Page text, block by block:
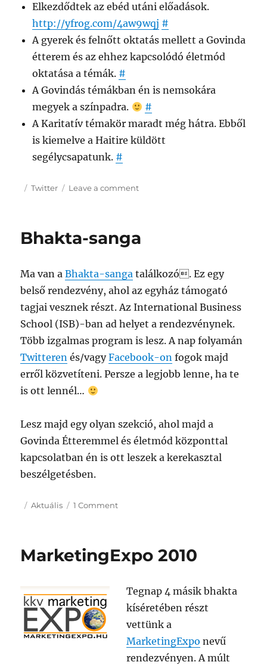
Elkezdődtek az ebéd utáni előadások.
http://yfrog.com/4aw9wqj #
A gyerek és felnőtt oktatás mellett a Govinda
étterem és az ehhez kapcsolódó életmód
oktatása a témák. #
A Govindás témákban én is nemsokára
megyek a színpadra.
#
A Karitatív témakör maradt még hátra. Ebből
is kiemelve a Haitire küldött
segélycsapatunk. #
Posted
Categories
Twitter Leave a commenton
Twitteres
Bhakta-sanga
Ma van aBhakta-sanga találkozó. Ez egy
belső rendezvény, ahol az egyház támogató
tagjai vesznek részt. Az International Business
School (ISB)-ban ad helyet a rendezvénynek.
Több izgalmas program is lesz. A nap folyamán
Twitteren és/vagyFacebook-on fogok majd
erről közvetíteni. Persze a legjobb lenne, ha te
is ott lennél…
Lesz majd egy olyan szekció, ahol majd a
Govinda Étteremmel és életmód központtal
kapcsolatban én is ott leszek a kerekasztal
beszélgetésben.
Posted
Categories
Aktuális 1 Commenton
MarketingExpo 2010
Tegnap 4 másik bhakta
kíséretében részt
vettünk a
MarketingExpo nevű
rendezvényen. A múlt